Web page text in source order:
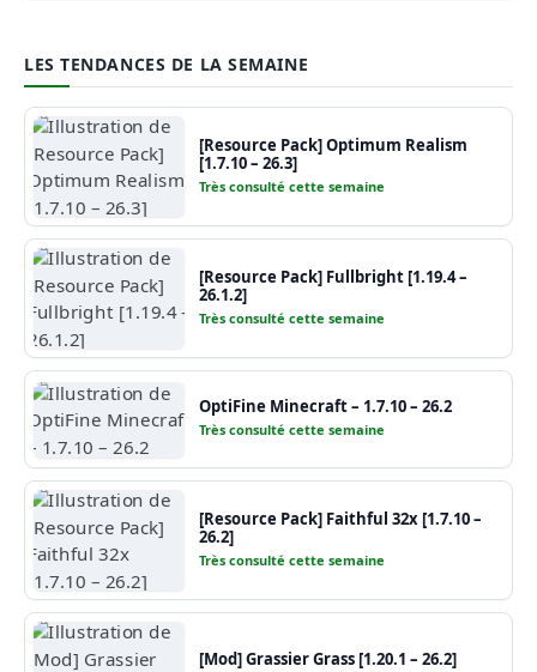
LES TENDANCES DE LA SEMAINE
[Resource Pack] Optimum Realism
[1.7.10 – 26.3]
Très consulté cette semaine
[Resource Pack] Fullbright [1.19.4 –
26.1.2]
Très consulté cette semaine
OptiFine Minecraft – 1.7.10 – 26.2
Très consulté cette semaine
[Resource Pack] Faithful 32x [1.7.10 –
26.2]
Très consulté cette semaine
[Mod] Grassier Grass [1.20.1 – 26.2]